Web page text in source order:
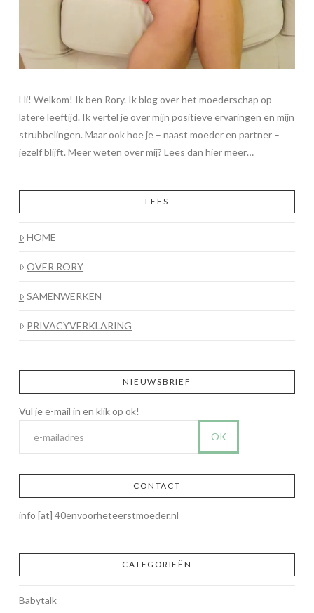
Hi! Welkom! Ik ben Rory. Ik blog over het moederschap op
latere leeftijd. Ik vertel je over mijn positieve ervaringen en mijn
strubbelingen. Maar ook hoe je – naast moeder en partner –
jezelf blijft. Meer weten over mij? Lees dan hier meer…
LEES
HOME
OVER RORY
SAMENWERKEN
PRIVACYVERKLARING
NIEUWSBRIEF
CONTACT
info [at] 40envoorheteerstmoeder.nl
CATEGORIEËN
Babytalk